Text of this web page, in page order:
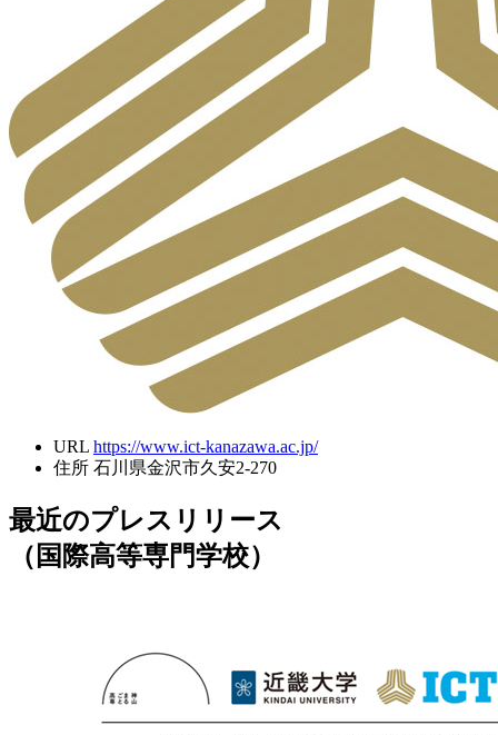
URL https://www.ict-kanazawa.ac.jp/
住所 石川県金沢市久安2-270
最近のプレスリリース
（国際高等専門学校）